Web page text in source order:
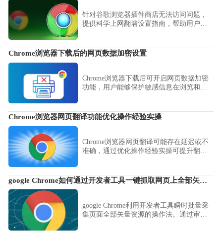
针对谷歌浏览器插件商店无法访问问题，
提供科学上网翻墙设置指南，帮助用户正
Chrome浏览器下载后的网页数据加密设置
Chrome浏览器下载后可开启网页数据加密
功能，用户能够保护敏感信息在浏览和传
Chrome浏览器网页翻译功能优化操作经验实操
Chrome浏览器网页翻译可能存在延迟或不
准确，通过优化操作经验实操可提升翻译
google Chrome如何通过开发者工具一键抓取网页上全部矢量图
google Chrome利用开发者工具瞬时批量采
集页面全部矢量资源的操作法。通过审查